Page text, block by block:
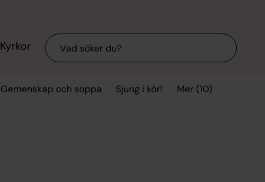
Kyrkor Sök
Gemenskap och soppa Sjung i kör! Mer (10)